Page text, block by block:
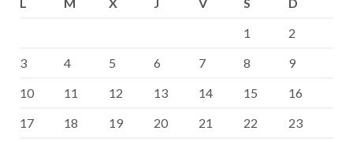
1
2
3
4 5 6 7 8
9
10
11 12 13 14 15
16
17
18 19 20 21 22
23